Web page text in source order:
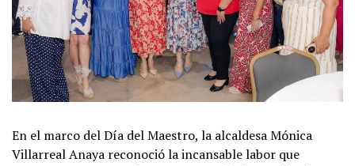
En el marco del Día del Maestro, la alcaldesa Mónica
Villarreal Anaya reconoció la incansable labor que